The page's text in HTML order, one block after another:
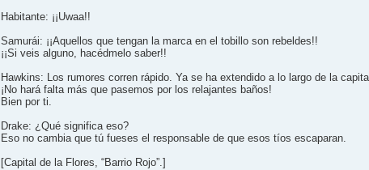
Habitante: ¡¡Uwaa!!
Samurái: ¡¡Aquellos que tengan la marca en el tobillo son rebeldes!!
¡¡Si veis alguno, hacédmelo saber!!
Hawkins: Los rumores corren rápido. Ya se ha extendido a lo largo de la
¡No hará falta más que pasemos por los relajantes baños!
Bien por ti.
Drake: ¿Qué significa eso?
Eso no cambia que tú fueses el responsable de que esos tíos escaparan.
[Capital de la Flores, “Barrio Rojo”.]